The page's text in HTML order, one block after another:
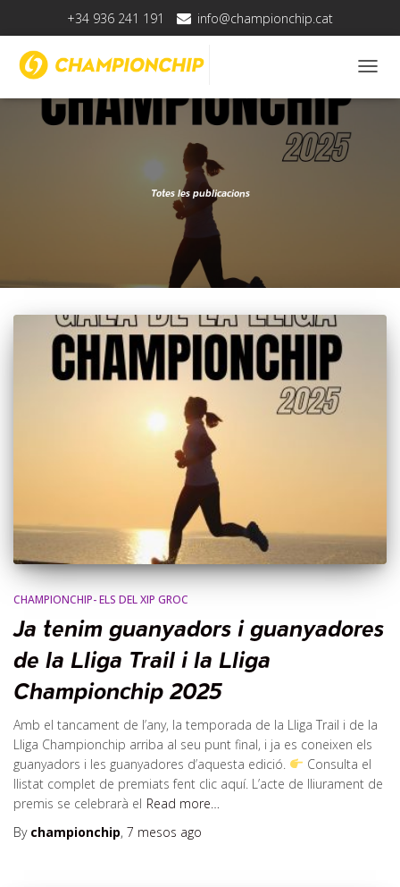
+34 936 241 191 info@championchip.cat
Totes les publicacions
CHAMPIONCHIP- ELS DEL XIP GROC
Ja tenim guanyadors i guanyadores
de la Lliga Trail i la Lliga
Championchip 2025
Amb el tancament de l’any, la temporada de la Lliga Trail i de la
Lliga Championchip arriba al seu punt final, i ja es coneixen els
guanyadors i les guanyadores d’aquesta edició.
Consulta el
llistat complet de premiats fent clic aquí. L’acte de lliurament de
premis se celebrarà el Read more…
By championchip, 7 mesos ago